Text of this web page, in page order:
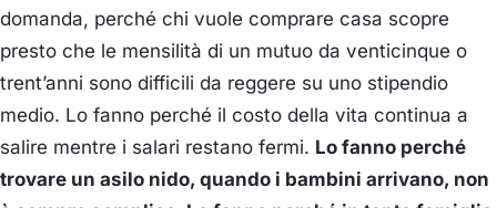
domanda, perché chi vuole comprare casa scopre
presto che le mensilità di un mutuo da venticinque o
trent’anni sono difficili da reggere su uno stipendio
medio. Lo fanno perché il costo della vita continua a
salire mentre i salari restano fermi. Lo fanno perché
trovare un asilo nido, quando i bambini arrivano, non